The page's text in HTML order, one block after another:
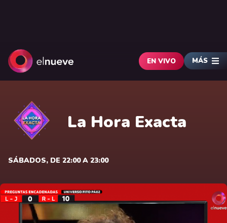
EN VIVO MÁS
La Hora Exacta
SÁBADOS, DE 22:00 A 23:00